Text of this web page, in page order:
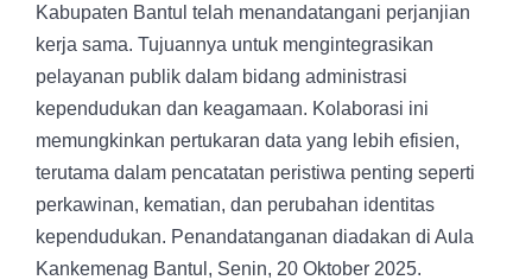
Kabupaten Bantul telah menandatangani perjanjian
kerja sama. Tujuannya untuk mengintegrasikan
pelayanan publik dalam bidang administrasi
kependudukan dan keagamaan. Kolaborasi ini
memungkinkan pertukaran data yang lebih efisien,
terutama dalam pencatatan peristiwa penting seperti
perkawinan, kematian, dan perubahan identitas
kependudukan. Penandatanganan diadakan di Aula
Kankemenag Bantul, Senin, 20 Oktober 2025.